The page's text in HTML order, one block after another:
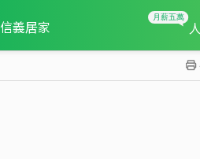
信義居家